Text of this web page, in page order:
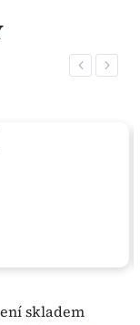
Previous
skladem
Next